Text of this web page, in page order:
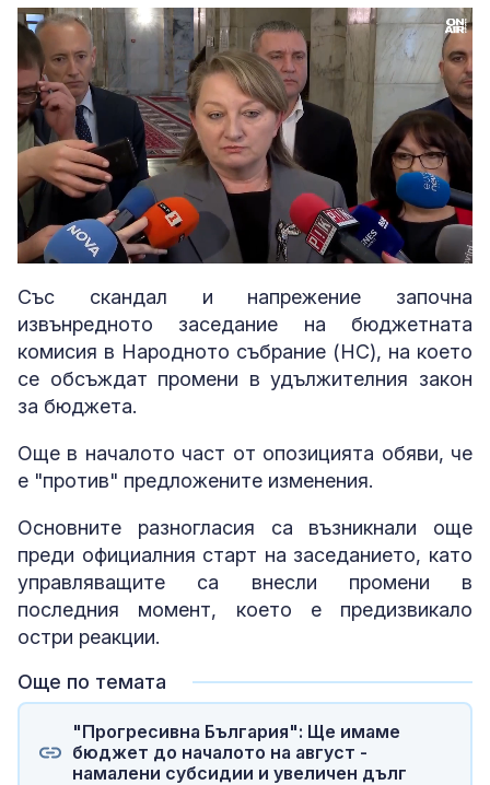
Unmute Loaded
32.58%
Със скандал и напрежение започна
извънредното заседание на бюджетната
комисия в Народното събрание (НС), на което
се обсъждат промени в удължителния закон
за бюджета.
Още в началото част от опозицията обяви, че
е "против" предложените изменения.
Основните разногласия са възникнали още
преди официалния старт на заседанието, като
управляващите са внесли промени в
последния момент, което е предизвикало
остри реакции.
Още по темата
"Прогресивна България": Ще имаме
бюджет до началото на август -
намалени субсидии и увеличен дълг